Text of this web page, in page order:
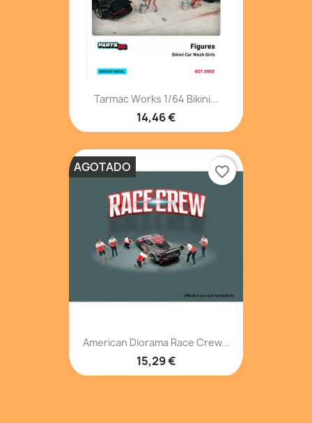
Tarmac Works 1/64 Bikini...
14,46 €
American Diorama Race Crew...
15,29 €
AGOTADO favorite_border